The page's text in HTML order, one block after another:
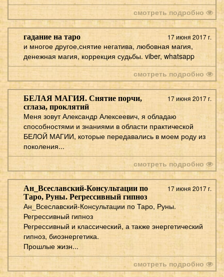
смотреть подробно
17 июня 2017 г.
гадание на таро
и многое другое,снятие негатива, любовная магия,
денежная магия, коррекция судьбы. viber, whatsapp
смотреть подробно
17 июня 2017 г.
БЕЛАЯ МАГИЯ. Снятие порчи,
сглаза, проклятий
Меня зовут Александр Алексеевич, я обладаю
способностями и знаниями в области практической
БЕЛОЙ МАГИИ, которые передавались в моем роду из
поколения...
смотреть подробно
17 июня 2017 г.
Ан_Всеславский-Консультации по
Таро, Руны. Регрессивный гипноз
Ан_Всеславский-Консультации по Таро, Руны.
Регрессивный гипноз
Регрессивный и классический, а также энергетический
гипноз, биоэнергетика.
Прошлые жизн...
смотреть подробно